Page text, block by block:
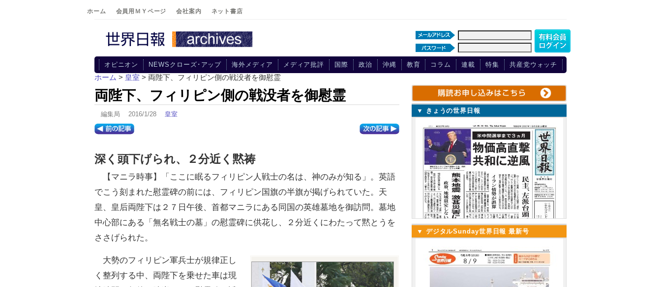
ホーム 会員用ＭＹページ 会社案内 ネット書店
オピニオン NEWSクローズ･アップ 海外メディア メディア批評 国際 政治 沖縄 教育 コラム 連載 特集 共産党ウォッチ
ホーム > 皇室 > 両陛下、フィリピン側の戦没者を御慰霊
両陛下、フィリピン側の戦没者を御慰霊
編集局 2016/1/28 皇室
深く頭下げられ、２分近く黙祷
【マニラ時事】「ここに眠るフィリピン人戦士の名は、神のみが知る」。英語
でこう刻まれた慰霊碑の前には、フィリピン国旗の半旗が掲げられていた。天
皇、皇后両陛下は２７日午後、首都マニラにある同国の英雄墓地を御訪問。墓地
中心部にある「無名戦士の墓」の慰霊碑に供花し、２分近くにわたって黙とうを
ささげられた。
大勢のフィリピン軍兵士が規律正し
く整列する中、両陛下を乗せた車は現
▼ きょうの世界日報
▼ デジタルSunday世界日報 最新号